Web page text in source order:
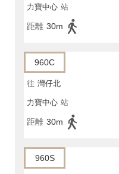
力寶中心 站
距離 30m
960C
往 灣仔北
力寶中心 站
距離 30m
960S